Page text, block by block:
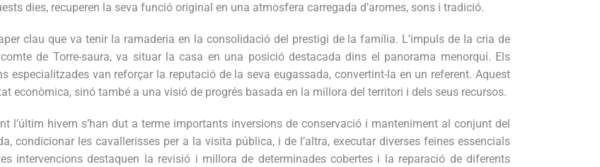
dies, recuperen la seva funció original en una atmosfera carregada d’aromes, sons i tradició.
clau que va tenir la ramaderia en la consolidació del prestigi de la família. L’impuls de la cria de
de Torre-saura, va situar la casa en una posició destacada dins el panorama menorquí. Els
especialitzades van reforçar la reputació de la seva eugassada, convertint-la en un referent. Aquest
econòmica, sinó també a una visió de progrés basada en la millora del territori i dels seus recursos.
l’últim hivern s’han dut a terme importants inversions de conservació i manteniment al conjunt del
condicionar les cavallerisses per a la visita pública, i de l’altra, executar diverses feines essencials
intervencions destaquen la revisió i millora de determinades cobertes i la reparació de diferents